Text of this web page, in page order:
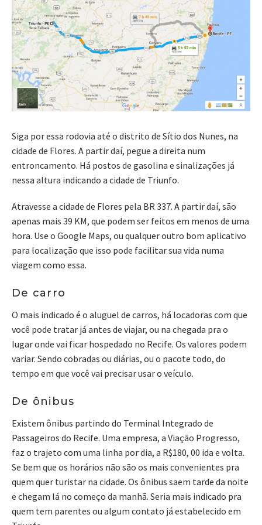
Siga por essa rodovia até o distrito de Sítio dos Nunes, na
cidade de Flores. A partir daí, pegue a direita num
entroncamento. Há postos de gasolina e sinalizações já
nessa altura indicando a cidade de Triunfo.
Atravesse a cidade de Flores pela BR 337. A partir daí, são
apenas mais 39 KM, que podem ser feitos em menos de uma
hora. Use o Google Maps, ou qualquer outro bom aplicativo
para localização que isso pode facilitar sua vida numa
viagem como essa.
De carro
O mais indicado é o aluguel de carros, há locadoras com que
você pode tratar já antes de viajar, ou na chegada pra o
lugar onde vai ficar hospedado no Recife. Os valores podem
variar. Sendo cobradas ou diárias, ou o pacote todo, do
tempo em que você vai precisar usar o veículo.
De ônibus
Existem ônibus partindo do Terminal Integrado de
Passageiros do Recife. Uma empresa, a Viação Progresso,
faz o trajeto com uma linha por dia, a R$180, 00 ida e volta.
Se bem que os horários não são os mais convenientes pra
quem quer turistar na cidade. Os ônibus saem tarde da noite
e chegam lá no começo da manhã. Seria mais indicado pra
quem tem parentes ou algum contato já estabelecido em